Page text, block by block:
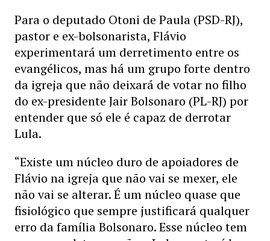
Para o deputado Otoni de Paula (PSD-RJ),
pastor e ex-bolsonarista, Flávio
experimentará um derretimento entre os
evangélicos, mas há um grupo forte dentro
da igreja que não deixará de votar no filho
do ex-presidente Jair Bolsonaro (PL-RJ) por
entender que só ele é capaz de derrotar
Lula.
“Existe um núcleo duro de apoiadores de
Flávio na igreja que não vai se mexer, ele
não vai se alterar. É um núcleo quase que
fisiológico que sempre justificará qualquer
erro da família Bolsonaro. Esse núcleo tem